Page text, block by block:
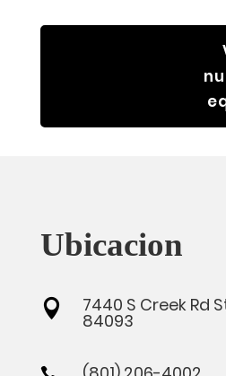
Ubicacion
 7440 S Creek Rd
84093